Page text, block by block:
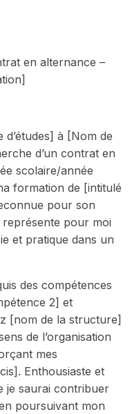
en alternance –
à [Nom de
d’un contrat en
scolaire/année
formation de [intitulé
pour son
représente pour moi
et pratique dans un
des compétences
2] et
[nom de la structure]
de l’organisation
mes
Enthousiaste et
je saurai contribuer
poursuivant mon